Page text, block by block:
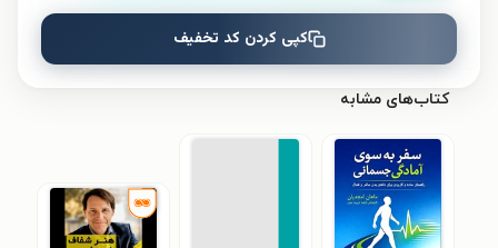
نظری برای کتاب ثبت نشده است.
کتاب‌های مشابه
کپی کردن کد تخفیف